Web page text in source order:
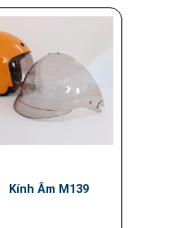
Kính Âm M139